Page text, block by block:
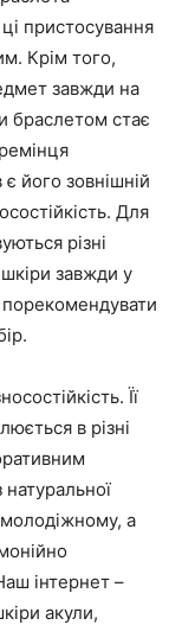
пристосування
Крім того,
завжди на
браслетом стає
його зовнішній
Для
різні
шкіри завжди у
Її
в різні
а
інтернет –
акули,